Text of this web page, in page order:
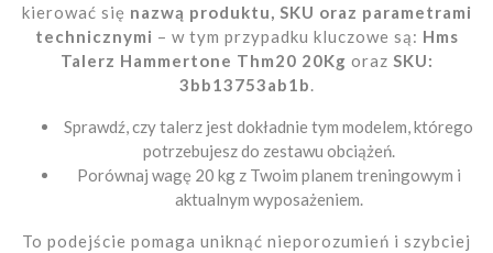
kierować się nazwą produktu, SKU oraz parametrami
technicznymi – w tym przypadku kluczowe są: Hms
Talerz Hammertone Thm20 20Kg oraz SKU:
3bb13753ab1b.
Sprawdź, czy talerz jest dokładnie tym modelem, którego
potrzebujesz do zestawu obciążeń.
Porównaj wagę 20 kg z Twoim planem treningowym i
aktualnym wyposażeniem.
To podejście pomaga uniknąć nieporozumień i szybciej